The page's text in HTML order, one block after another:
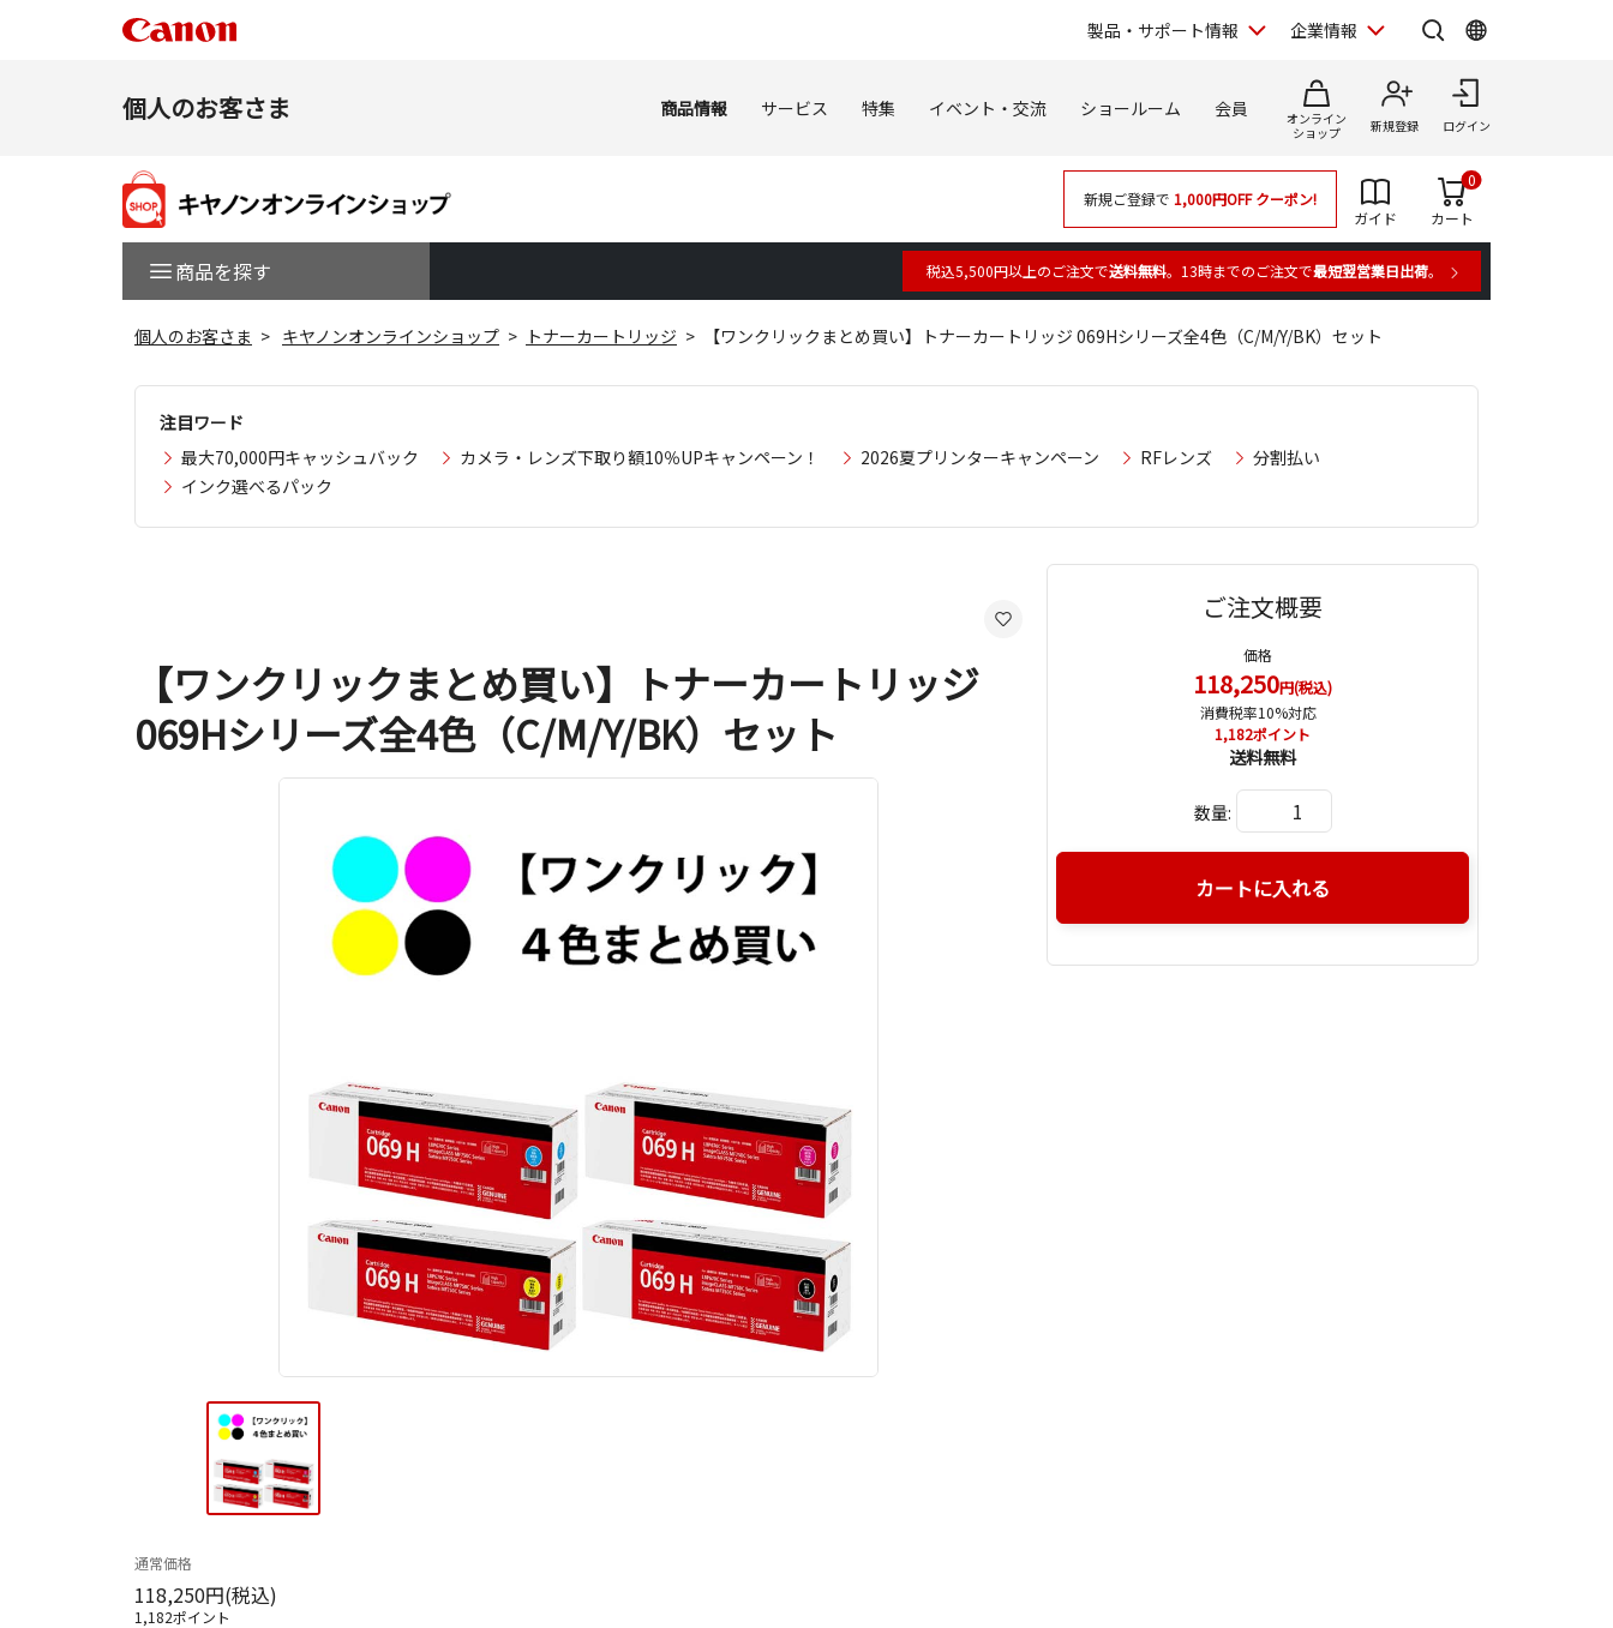
製品・サポート情報 企業情報
個人のお客さま 商品情報 サービス 特集 イベント・交流 ショールーム 会員
オンライン
ショップ
新規登録 ログイン
商品を探す
新規ご登録で 1,000円OFFクーポン!
ガイド
カート
0
税込5,500円以上のご注文で送料無料。13時までのご注文で最短翌営業日出荷。
個人のお客さま キヤノンオンラインショップ トナーカートリッジ 【ワンクリックまとめ買い】トナーカートリッジ 069Hシリーズ全4色（C/M/Y/BK）セット
注目ワード
最大70,000円キャッシュバック
カメラ・レンズ下取り額10％UPキャンペーン！ 2026夏プリンターキャンペーン RFレンズ
分割払い
インク選べるパック
【ワンクリックまとめ買い】トナーカートリッジ
069Hシリーズ全4色（C/M/Y/BK）セット
通常価格
118,250円(税込)
1,182ポイント
ご注文概要
価格
118,250円(税込)
消費税率10%対応
1,182ポイント
送料無料
数量:
カートに入れる